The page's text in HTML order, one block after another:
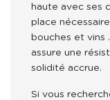
haute avec ses
place
bouches et vins
assure une
solidité accrue.
Si vous